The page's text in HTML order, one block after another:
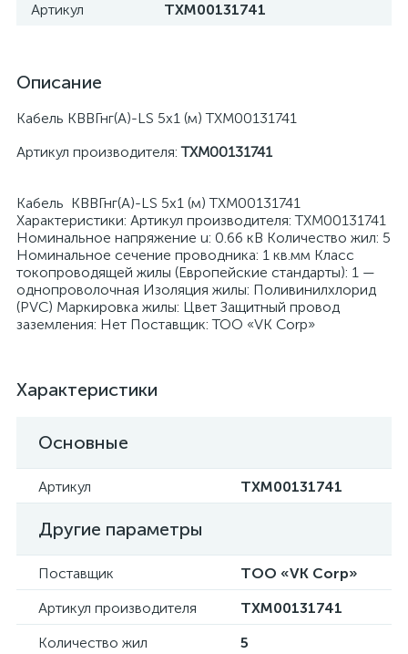
Артикул ТХМ00131741
Описание
Кабель КВВГнг(А)-LS 5х1 (м) ТХМ00131741
Артикул производителя:ТХМ00131741
Кабель КВВГнг(А)-LS 5х1 (м) ТХМ00131741
Характеристики: Артикул производителя: ТХМ00131741
Номинальное напряжение u: 0.66 кВ Количество жил: 5
Номинальное сечение проводника: 1 кв.мм Класс
токопроводящей жилы (Европейские стандарты): 1 —
однопроволочная Изоляция жилы: Поливинилхлорид
(PVC) Маркировка жилы: Цвет Защитный провод
заземления: Нет Поставщик: ТОО «VK Corp»
Характеристики
Основные
Артикул ТХМ00131741
Другие параметры
Поставщик
ТОО «VK Corp»
Артикул производителя
ТХМ00131741
Количество жил
5